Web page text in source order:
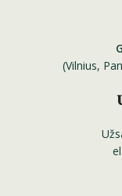
(Vilnius,